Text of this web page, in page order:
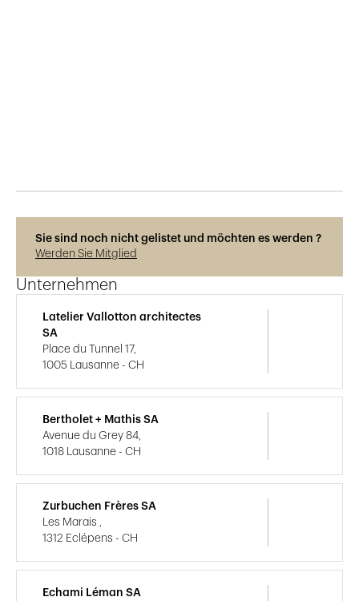
Sie sind noch nicht gelistet und möchten es werden ?
Werden Sie Mitglied
Unternehmen
Latelier Vallotton architectes
SA
Place du Tunnel 17,
1005 Lausanne - CH
Bertholet + Mathis SA
Avenue du Grey 84,
1018 Lausanne - CH
Zurbuchen Frères SA
Les Marais ,
1312 Eclépens - CH
Echami Léman SA